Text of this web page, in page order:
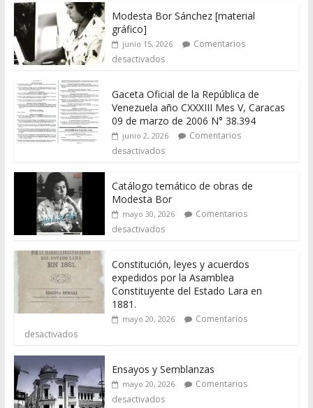
Modesta Bor Sánchez [material
gráfico]
junio 15, 2026
Comentarios
desactivados
Gaceta Oficial de la República de
Venezuela año CXXXIII Mes V, Caracas
09 de marzo de 2006 N° 38.394
junio 2, 2026
Comentarios
desactivados
Catálogo temático de obras de
Modesta Bor
mayo 30, 2026
Comentarios
desactivados
Constitución, leyes y acuerdos
expedidos por la Asamblea
Constituyente del Estado Lara en
1881.
mayo 20, 2026
Comentarios
desactivados
Ensayos y Semblanzas
mayo 20, 2026
Comentarios
desactivados